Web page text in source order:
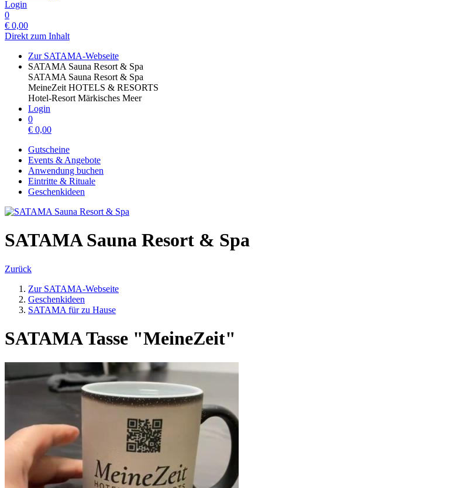
Login
0
€ 0,00
Direkt zum Inhalt
Zur SATAMA-Webseite
SATAMA Sauna Resort & Spa
SATAMA Sauna Resort & Spa
MeineZeit HOTELS & RESORTS
Hotel-Resort Märkisches Meer
Login
0
€ 0,00
Gutscheine
Events & Angebote
Anwendung buchen
Eintritte & Rituale
Geschenkideen
SATAMA Sauna Resort & Spa
Zurück
Zur SATAMA-Webseite
Geschenkideen
SATAMA für zu Hause
SATAMA Tasse "MeineZeit"